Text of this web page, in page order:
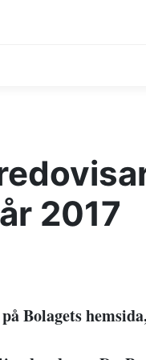
2017
Bolagets